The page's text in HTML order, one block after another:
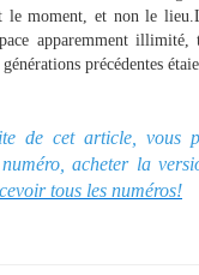
le moment, et non le
apparemment illimité,
précédentes
de cet article, vous
acheter la
tous les numéros!